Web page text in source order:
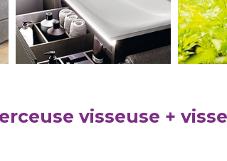
visseuse +